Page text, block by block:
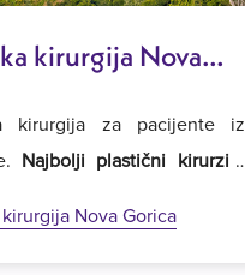
kirurgija Nova
kirurgija za pacijente iz
Najbolji plastični kirurzi i
u Estetsku kirurgiju Royal
Nova Gorica